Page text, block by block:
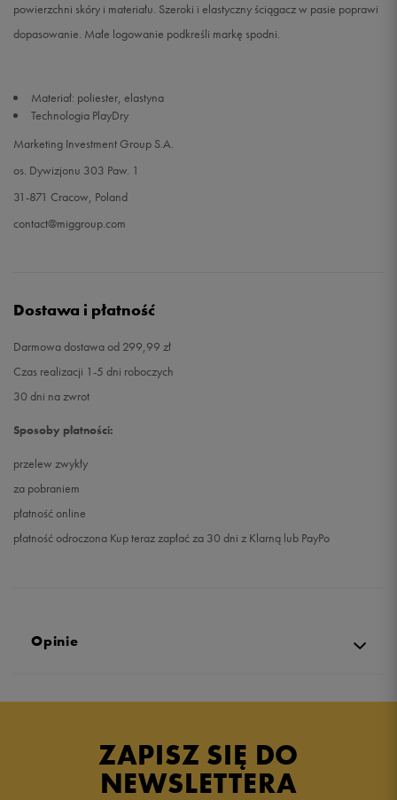
powierzchni skóry i materiału. Szeroki i elastyczny ściągacz w pasie poprawi
dopasowanie. Małe logowanie podkreśli markę spodni.
Materiał: poliester, elastyna
Technologia PlayDry
Marketing Investment Group S.A.
os. Dywizjonu 303 Paw. 1
31-871 Cracow, Poland
contact@miggroup.com
Dostawa i płatność
Darmowa dostawa od 299,99 zł
Czas realizacji 1-5 dni roboczych
30 dni na zwrot
Sposoby płatności:
przelew zwykły
za pobraniem
płatność online
płatność odroczona Kup teraz zapłać za 30 dni z Klarną lub PayPo
Opinie
ZAPISZ SIĘ DO
NEWSLETTERA